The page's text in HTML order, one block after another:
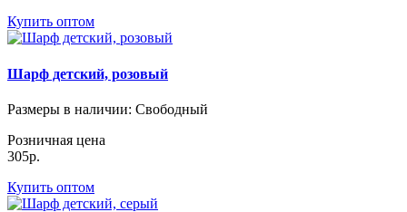
Купить оптом
Шарф детский, розовый
Размеры в наличии: Свободный
Розничная цена
305р.
Купить оптом